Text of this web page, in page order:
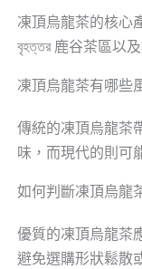
凍頂烏龍茶的核心
বৃহত্তর 鹿谷茶區以
凍頂烏龍茶有哪些
傳統的凍頂烏龍茶
味，而現代的則可
如何判斷凍頂烏龍
優質的凍頂烏龍茶
避免選購形狀鬆散